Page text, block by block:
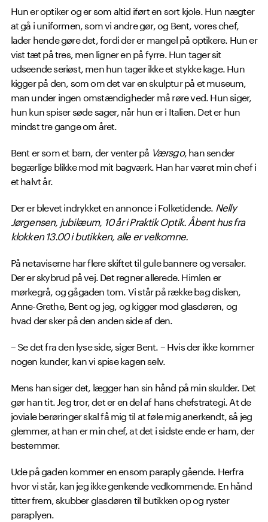
Hun er optiker og er som altid iført en sort kjole. Hun nægter
at gå i uniformen, som vi andre gør, og Bent, vores chef,
lader hende gøre det, fordi der er mangel på optikere. Hun er
vist tæt på tres, men ligner en på fyrre. Hun tager sit
udseende seriøst, men hun tager ikke et stykke kage. Hun
kigger på den, som om det var en skulptur på et museum,
man under ingen omstændigheder må røre ved. Hun siger,
hun kun spiser søde sager, når hun er i Italien. Det er hun
mindst tre gange om året.
Bent er som et barn, der venter på Værsgo, han sender
begærlige blikke mod mit bagværk. Han har været min chef i
et halvt år.
Der er blevet indrykket en annonce i Folketidende. Nelly
Jørgensen, jubilæum, 10 år i Praktik Optik. Åbent hus fra
klokken 13.00 i butikken, alle er velkomne.
På netaviserne har flere skiftet til gule bannere og versaler.
Der er skybrud på vej. Det regner allerede. Himlen er
mørkegrå, og gågaden tom. Vi står på række bag disken,
Anne-Grethe, Bent og jeg, og kigger mod glasdøren, og
hvad der sker på den anden side af den.
– Se det fra den lyse side, siger Bent. – Hvis der ikke kommer
nogen kunder, kan vi spise kagen selv.
Mens han siger det, lægger han sin hånd på min skulder. Det
gør han tit. Jeg tror, det er en del af hans chefstrategi. At de
joviale berøringer skal få mig til at føle mig anerkendt, så jeg
glemmer, at han er min chef, at det i sidste ende er ham, der
bestemmer.
Ude på gaden kommer en ensom paraply gående. Herfra
hvor vi står, kan jeg ikke genkende vedkommende. En hånd
titter frem, skubber glasdøren til butikken op og ryster
paraplyen.